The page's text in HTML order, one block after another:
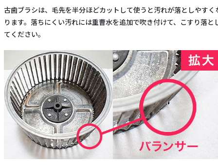
古歯ブラシは、毛先を半分ほどカットして使うと汚れが落としやすく
ります。落ちにくい汚れには重曹水を追加で吹き付けて、こすり落と
てください。